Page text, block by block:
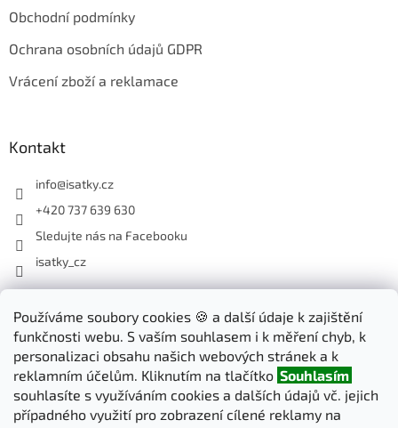
Používáme soubory cookies 🍪 a další údaje k zajištění
funkčnosti webu. S vaším souhlasem i k měření chyb, k
personalizaci obsahu našich webových stránek a k
reklamním účelům. Kliknutím na tlačítko Souhlasím
souhlasíte s využíváním cookies a dalších údajů vč. jejich
případného využití pro zobrazení cílené reklamy na
Obchodní podmínky
Ochrana osobních údajů GDPR
Vrácení zboží a reklamace
Kontakt
info@isatky.cz
+420 737 639 630
Sledujte nás na Facebooku
isatky_cz
Odebírat newsletter
Vložte svůj e-mail a my vám budeme zasílat informace o nových
produktech na našem e-shopu.
E-mail